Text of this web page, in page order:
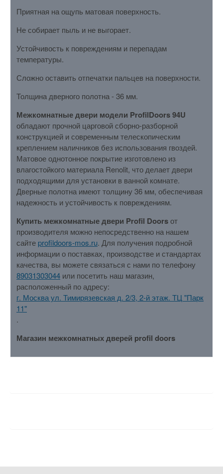
Приятная на ощупь матовая поверхность.
Не собирает пыль и не выгорает.
Устойчивость к повреждениям и перепадам
температуры.
Сложно оставить отпечатки пальцев на поверхности.
Толщина дверного полотна - 36 мм.
Межкомнатные двери модели ProfilDoors 94U
обладают прочной царговой сборно-разборной
конструкцией и современным телескопическим
креплением наличников без использования гвоздей.
Матовое однотонное покрытие изготовлено из
влагостойкого материала Renolit, что делает двери
подходящими для установки в ванной комнате.
Дверные полотна имеют толщину 36 мм, обеспечивая
надежность и устойчивость к повреждениям.
Купить межкомнатные двери Profil Doorsот
производителя можно непосредственно на нашем
сайте profildoors-mos.ru. Для получения подробной
информации о поставках, производстве и стандартах
качества, вы можете связаться с нами по телефону
89031303044 или посетить наш магазин,
расположенный по адресу:
г. Москва ул. Тимирязевская д. 2/3, 2-й этаж. ТЦ "Парк
11"
.
Магазин межкомнатных дверей profil doors